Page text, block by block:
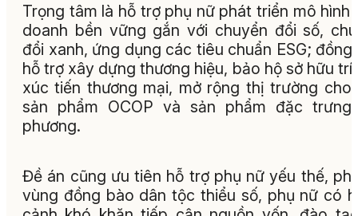
Trọng tâm là hỗ trợ phụ nữ phát triển mô hình
doanh bền vững gắn với chuyển đổi số,
đổi xanh, ứng dụng các tiêu chuẩn ESG; đồng
hỗ trợ xây dựng thương hiệu, bảo hộ sở hữu trí
xúc tiến thương mại, mở rộng thị trường cho
sản phẩm OCOP và sản phẩm đặc trưng
phương.
Đề án cũng ưu tiên hỗ trợ phụ nữ yếu thế,
vùng đồng bào dân tộc thiểu số, phụ nữ có